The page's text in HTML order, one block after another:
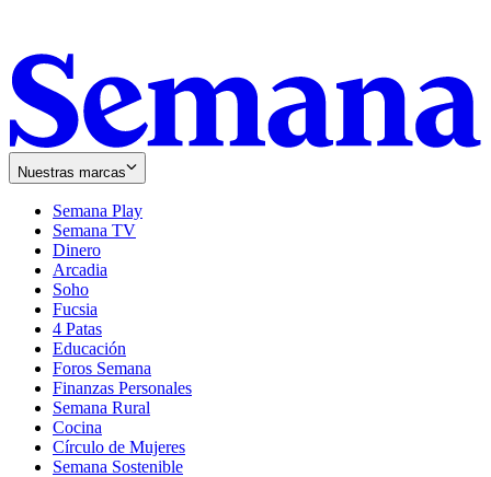
Nuestras marcas
Semana Play
Semana TV
Dinero
Arcadia
Soho
in
new
window
Fucsia
in
new
window
4 Patas
Educación
Foros Semana
Finanzas Personales
Semana Rural
Cocina
Círculo de Mujeres
Semana Sostenible